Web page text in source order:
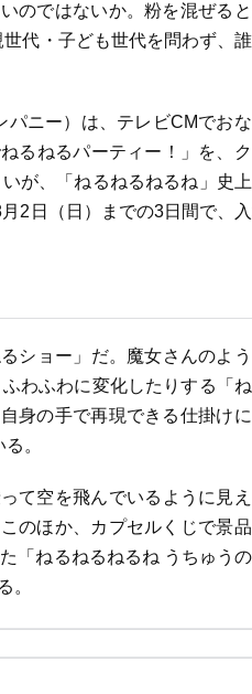
のではないか。粉を混ぜる
代・子ども世代を問わず、
ニー）は、テレビCMでお
るねるパーティー！」を、ク
が、「ねるねるねるね」史
2日（日）までの3日間で、
ショー」だ。魔女さんのよ
わふわに変化したりする「
身の手で再現できる仕掛け
。
て空を飛んでいるように見
のほか、カプセルくじで景
「ねるねるねるね うちゅう
。